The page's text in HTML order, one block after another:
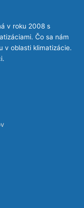
v roku 2008 s
Čo sa nám
v oblasti klimatizácie.